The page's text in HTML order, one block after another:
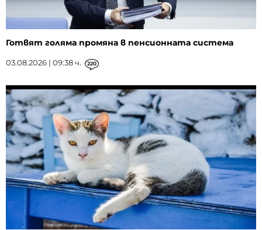
Готвят голяма промяна в пенсионната система
03.08.2026 | 09:38 ч. 220